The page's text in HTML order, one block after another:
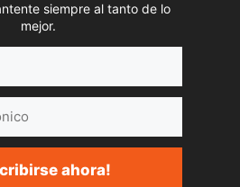
siempre al tanto de lo
mejor.
ahora!